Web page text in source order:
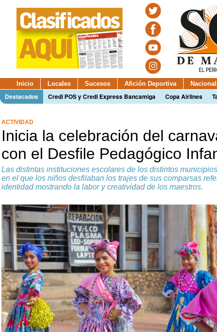
Inicio Locales Sucesos Afición Deportiva
Destacados Credi POS y Credi Express Bancamiga Copa Airlines
ACTIVIDAD
Inicia la celebración del
con el Desfile Pedagógico
Las distintas instituciones escolares de los distintos
en el que los niños desfilaban los trajes de sus comparsas
identidad mostrando la labor y creatividad de los maestros.